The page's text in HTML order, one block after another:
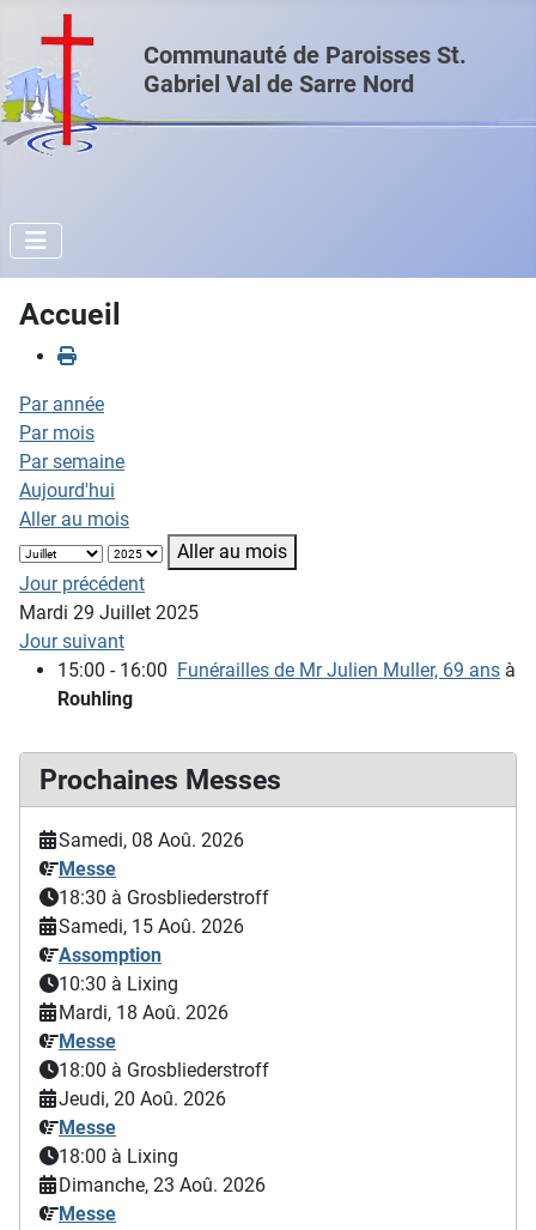
Communauté de Paroisses St.
Gabriel Val de Sarre Nord
Accueil
Par année
Par mois
Par semaine
Aujourd'hui
Aller au mois
Aller au mois
Jour précédent
Mardi 29 Juillet 2025
Jour suivant
15:00 - 16:00 Funérailles de Mr Julien Muller, 69 ans à
Rouhling
Prochaines Messes
Samedi, 08 Aoû. 2026
Messe
18:30 à Grosbliederstroff
Samedi, 15 Aoû. 2026
Assomption
10:30 à Lixing
Mardi, 18 Aoû. 2026
Messe
18:00 à Grosbliederstroff
Jeudi, 20 Aoû. 2026
Messe
18:00 à Lixing
Dimanche, 23 Aoû. 2026
Messe